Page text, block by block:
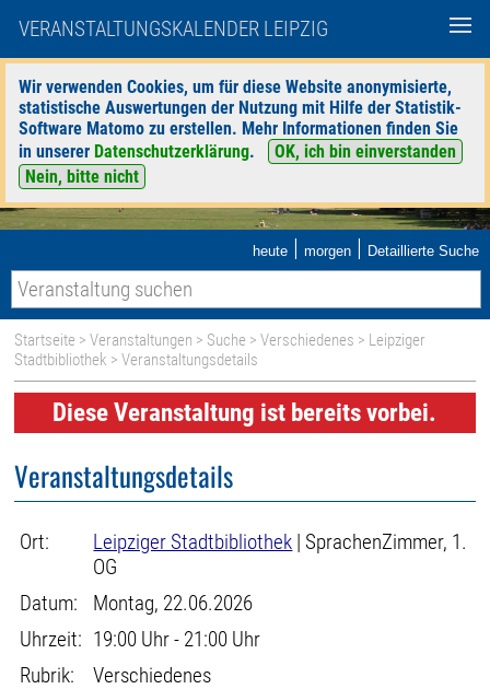
VERANSTALTUNGSKALENDER LEIPZIG
Wir verwenden Cookies, um für diese Website anonymisierte,
statistische Auswertungen der Nutzung mit Hilfe der Statistik-
Software Matomo zu erstellen. Mehr Informationen finden Sie
in unserer Datenschutzerklärung.
OK, ich bin einverstanden
Nein, bitte nicht
heute | morgen | Detaillierte Suche
Startseite >Veranstaltungen > Suche >Verschiedenes > Leipziger
Stadtbibliothek > Veranstaltungsdetails
Diese Veranstaltung ist bereits vorbei.
Veranstaltungsdetails
Ort: Leipziger Stadtbibliothek | SprachenZimmer, 1.
OG
Datum:
Montag, 22.06.2026
Uhrzeit: 19:00 Uhr - 21:00 Uhr
Rubrik:
Verschiedenes